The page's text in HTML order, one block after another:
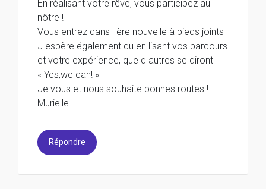
En réalisant votre rêve, vous participez au
nôtre !
Vous entrez dans l ère nouvelle à pieds joints
J espère également qu en lisant vos parcours
et votre expérience, que d autres se diront
« Yes,we can! »
Je vous et nous souhaite bonnes routes !
Murielle
Répondre